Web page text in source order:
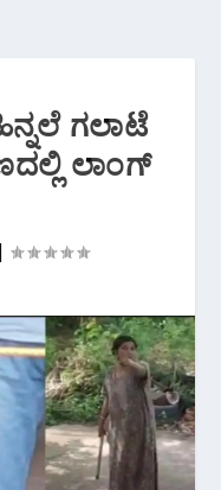
ಗಲಾಟೆ
ಲಾಂಗ್